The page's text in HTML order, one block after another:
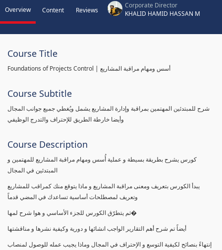
Overview Content Reviews
Corporate Director
KHALID HAMID HASSAN M
Course Title
Foundations of Projects Control | أسس ومهام مراقبة المشاريع
Course Subtitle
شرح للمبتدئين المهتمين بمراقبة وإدارة المشاريع يشمل ويُغطي جميع جوانب المجال
وأيضا خارطة الطريق للإحتراف والتدرج الوظيفي
Course Description
كورس يشرح بطريقة بسيطة و عملية أُسس ومهام مراقبة المشاريع للمهتمين و
المبتدئين في المجال
يبدأ الكورس بتعريف ومعنى مراقبة المشاريع و ماذا يتوقع منك كمراقب للمشاريع
وتعريف لمصطلحات أساسية تساعدك في المضي قدماً
ثم يتطرّق الكورس للجزء الأساسي و هوا شرح لمها�
أيضاً تم شرح أهم التقارير الواجب انشائها و دورية وكيفية نشرها و مناقشتها
إنتهاءً بنصائح لكيفية التوسع و الإحتراف في المجال وماذا يجيب عمله للوصول لمنصاب